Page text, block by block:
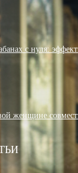
с нуля:
женщине